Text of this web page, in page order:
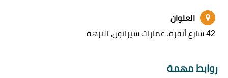
العنوان
42 شارع أنقرة, عمارات شيراتون, النزهة
روابط مهمة